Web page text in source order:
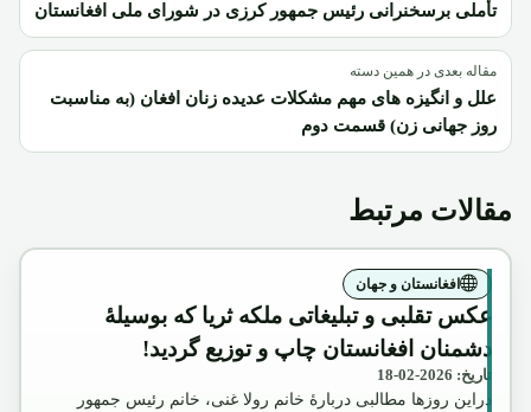
تأملی برسخنرانی رئیس جمهور کرزی در شورای ملی افغانستان
مقاله بعدی در همین دسته
علل و انگیزه های مهم مشکلات عدیده زنان افغان (به مناسبت
روز جهانی زن) قسمت دوم
مقالات مرتبط
افغانستان و جهان
عکس تقلبی و تبلیغاتی ملکه ثریا که بوسیلۀ
دشمنان افغانستان چاپ و توزیع گردید!
تاریخ: 2026-02-18
دراین روزها مطالبی دربارۀ خانم رولا غنی، خانم رئیس جمهور